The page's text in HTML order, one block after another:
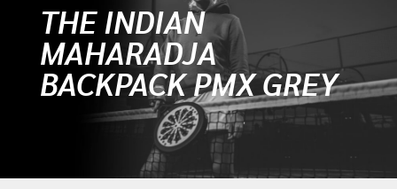
THE INDIAN
MAHARADJA
BACKPACK PMX GREY